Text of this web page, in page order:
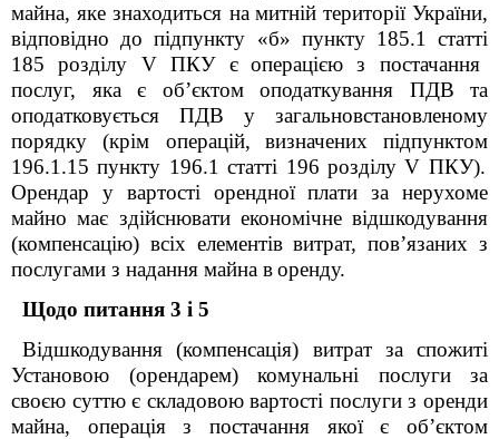
майна, яке знаходиться на митній території України,
відповідно до підпункту «б» пункту185.1 статті
185розділу V ПКУє операцією з постачання
послуг, яка є об’єктом оподаткування ПДВ та
оподатковується ПДВ у загальновстановленому
порядку (крім операцій,
визначених підпунктом
196.1.15 пункту 196.1 статті 196 розділу V ПКУ).
Орендар у вартості орендної плати за нерухоме
майно має здійснювати економічне відшкодування
(компенсацію) всіх елементів витрат, пов’язаних з
послугами з надання майна воренду.
Щодо питання 3 і 5
Відшкодування (компенсація) витрат за спожиті
Установою (орендарем) комунальні послуги за
своєю суттю є складовою вартості послуги з оренди
майна, операція з постачання якої є об’єктом